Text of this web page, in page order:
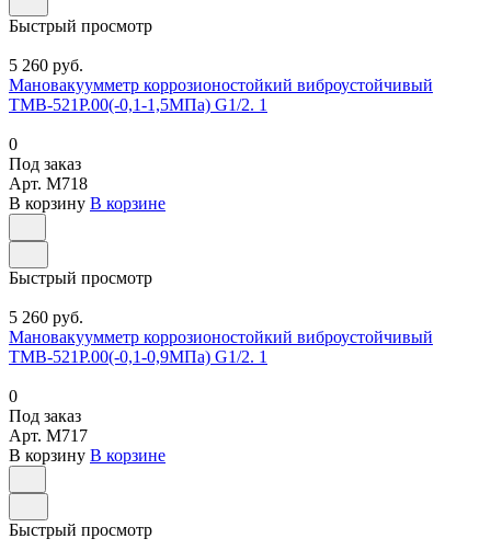
Быстрый просмотр
5 260 руб.
Мановакуумметр коррозионостойкий виброустойчивый
ТМВ-521Р.00(-0,1-1,5МПа) G1/2. 1
0
Под заказ
Арт. M718
В корзину В корзине
Быстрый просмотр
5 260 руб.
Мановакуумметр коррозионостойкий виброустойчивый
ТМВ-521Р.00(-0,1-0,9МПа) G1/2. 1
0
Под заказ
Арт. M717
В корзину В корзине
Быстрый просмотр